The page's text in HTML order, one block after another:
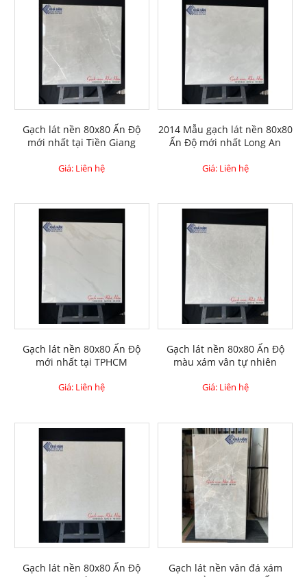
Gạch lát nền 80x80 Ấn Độ
mới nhất tại Tiền Giang
Giá: Liên hệ
2014 Mẫu gạch lát nền 80x80
Ấn Độ mới nhất Long An
Giá: Liên hệ
Gạch lát nền 80x80 Ấn Độ
mới nhất tại TPHCM
Giá: Liên hệ
Gạch lát nền 80x80 Ấn Độ
màu xám vân tự nhiên
Giá: Liên hệ
Gạch lát nền 80x80 Ấn Độ
Gạch lát nền vân đá xám